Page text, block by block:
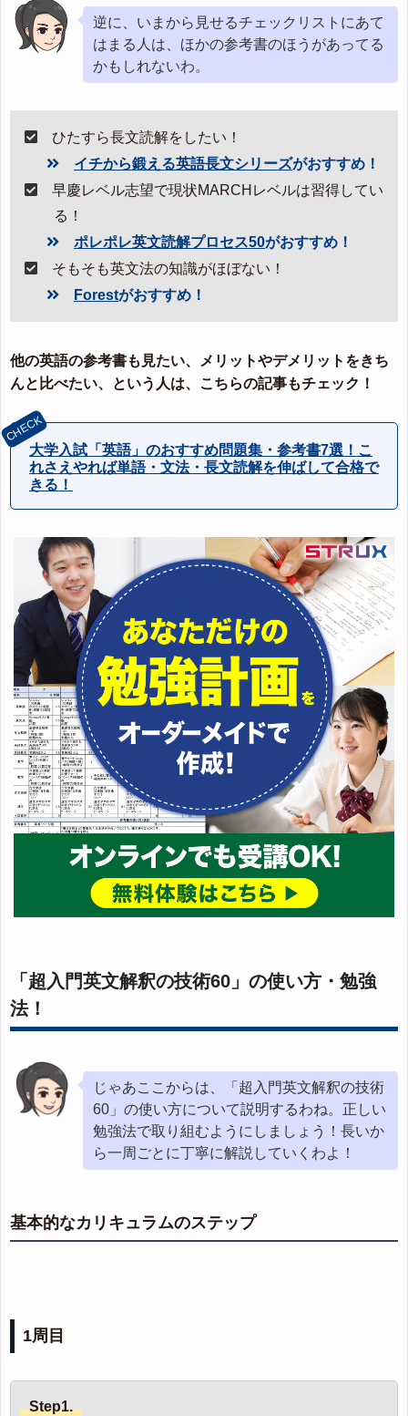
逆に、いまから見せるチェックリストにあて
はまる人は、ほかの参考書のほうがあってる
かもしれないわ。
ひたすら長文読解をしたい！
イチから鍛える英語長文シリーズがおすすめ！
早慶レベル志望で現状MARCHレベルは習得してい
る！
ポレポレ英文読解プロセス50がおすすめ！
そもそも英文法の知識がほぼない！
Forestがおすすめ！
他の英語の参考書も見たい、メリットやデメリットをきち
んと比べたい、という人は、こちらの記事もチェック！
大学入試「英語」のおすすめ問題集・参考書7選！こ
れさえやれば単語・文法・長文読解を伸ばして合格で
きる！
「超入門英文解釈の技術60」の使い方・勉強
法！
じゃあここからは、「超入門英文解釈の技術
60」の使い方について説明するわね。正しい
勉強法で取り組むようにしましょう！長いか
ら一周ごとに丁寧に解説していくわよ！
基本的なカリキュラムのステップ
1周目
Step1.